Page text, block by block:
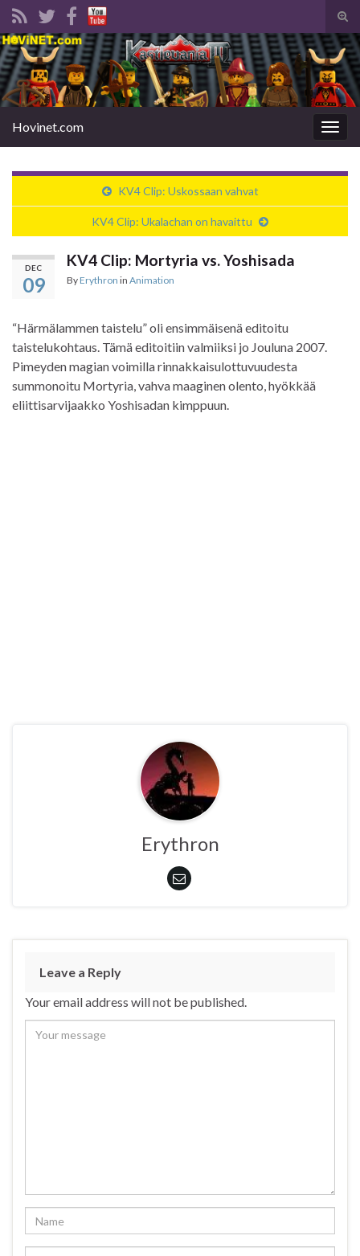
Search for:
Hovinet.com
KV4 Clip: Uskossaan vahvat
KV4 Clip: Ukalachan on havaittu
DEC
09
KV4 Clip: Mortyria vs. Yoshisada
ByErythron in Animation
“Härmälammen taistelu” oli ensimmäisenä editoitu
taistelukohtaus. Tämä editoitiin valmiiksi jo Jouluna 2007.
Pimeyden magian voimilla rinnakkaisulottuvuudesta
summonoitu Mortyria, vahva maaginen olento, hyökkää
eliittisarvijaakko Yoshisadan kimppuun.
Erythron
Leave a Reply
Your email address will not be published.